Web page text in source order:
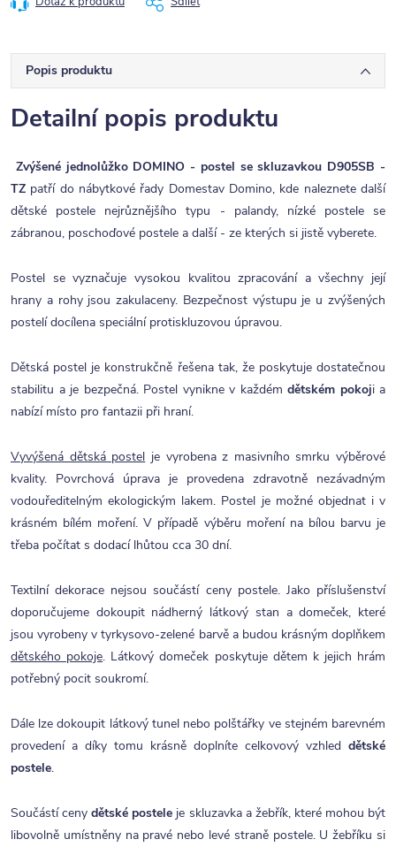
Popis produktu
Detailní popis produktu
Zvýšené jednolůžko DOMINO - postel se skluzavkou D905SB -
TZ patří do nábytkové řady Domestav Domino, kde naleznete další
dětské postele nejrůznějšího typu - palandy, nízké postele se
zábranou, poschoďové postele a další - ze kterých si jistě vyberete.
Postel se vyznačuje vysokou kvalitou zpracování a všechny její
hrany a rohy jsou zakulaceny. Bezpečnost výstupu je u zvýšených
postelí docílena speciální protiskluzovou úpravou.
Dětská postel je konstrukčně řešena tak, že poskytuje dostatečnou
stabilitu a je bezpečná. Postel vynikne v každém dětském pokoji a
nabízí místo pro fantazii při hraní.
Vyvýšená dětská postel je vyrobena z masivního smrku výběrové
kvality. Povrchová úprava je provedena zdravotně nezávadným
vodouředitelným ekologickým lakem. Postel je možné objednat i v
krásném bílém moření. V případě výběru moření na bílou barvu je
třeba počítat s dodací lhůtou cca 30 dní.
Textilní dekorace nejsou součástí ceny postele. Jako příslušenství
doporučujeme dokoupit nádherný látkový stan a domeček, které
jsou vyrobeny v tyrkysovo-zelené barvě a budou krásným doplňkem
dětského pokoje. Látkový domeček poskytuje dětem k jejich hrám
potřebný pocit soukromí.
Dále lze dokoupit látkový tunel nebo polštářky ve stejném barevném
provedení a díky tomu krásně doplníte celkovový vzhled dětské
postele.
Součástí cenydětské postele je skluzavka a žebřík, které mohou být
libovolně umístněny na pravé nebo levé straně postele. U žebříku si